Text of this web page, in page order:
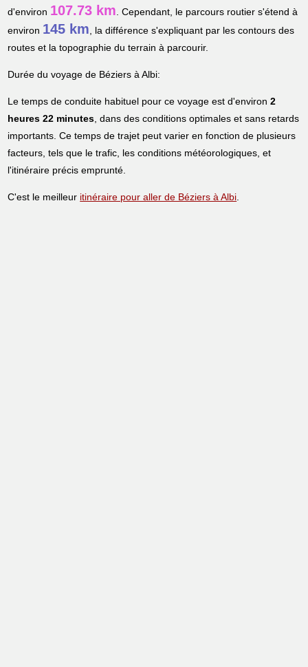
d'environ 107.73 km. Cependant, le parcours routier s'étend à
environ 145 km, la différence s'expliquant par les contours des
routes et la topographie du terrain à parcourir.
Durée du voyage de Béziers à Albi:
Le temps de conduite habituel pour ce voyage est d'environ2
heures 22 minutes, dans des conditions optimales et sans retards
importants. Ce temps de trajet peut varier en fonction de plusieurs
facteurs, tels que le trafic, les conditions météorologiques, et
l'itinéraire précis emprunté.
C'est le meilleur itinéraire pour aller de Béziers à Albi.